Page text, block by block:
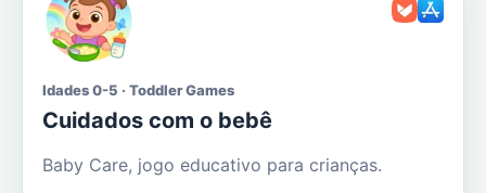
Idades 0-5 · Toddler Games
Cuidados com o bebê
Baby Care, jogo educativo para crianças.